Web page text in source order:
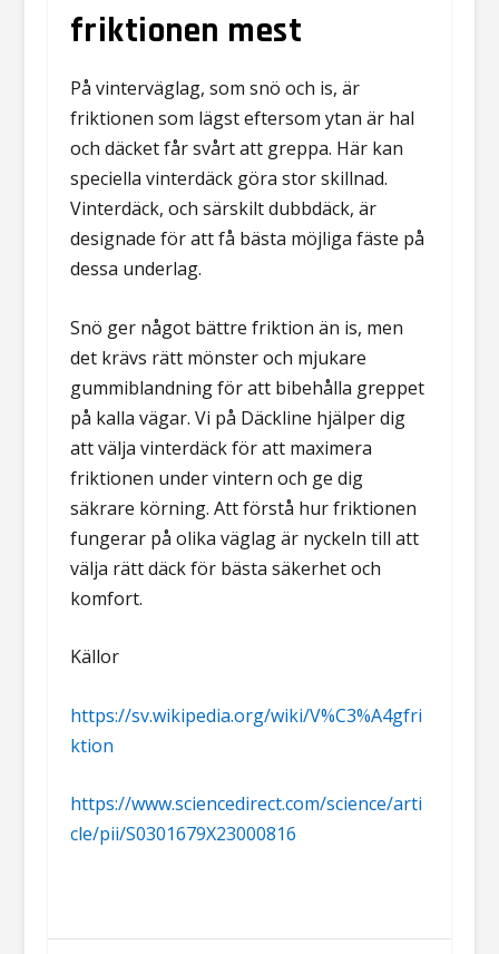
friktionen mest
På vinterväglag, som snö och is, är
friktionen som lägst eftersom ytan är hal
och däcket får svårt att greppa. Här kan
speciella vinterdäck göra stor skillnad.
Vinterdäck, och särskilt dubbdäck, är
designade för att få bästa möjliga fäste på
dessa underlag.
Snö ger något bättre friktion än is, men
det krävs rätt mönster och mjukare
gummiblandning för att bibehålla greppet
på kalla vägar. Vi på Däckline hjälper dig
att välja vinterdäck för att maximera
friktionen under vintern och ge dig
säkrare körning. Att förstå hur friktionen
fungerar på olika väglag är nyckeln till att
välja rätt däck för bästa säkerhet och
komfort.
Källor
https://sv.wikipedia.org/wiki/V%C3%A4gfri
ktion
https://www.sciencedirect.com/science/arti
cle/pii/S0301679X23000816